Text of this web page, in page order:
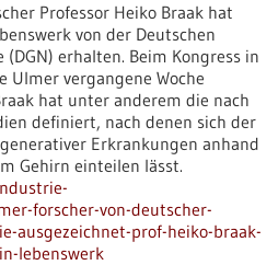
Professor Heiko Braak hat
von der Deutschen
erhalten. Beim Kongress in
Ulmer vergangene Woche
hat unter anderem die nach
definiert, nach denen sich der
Erkrankungen anhand
Gehirn einteilen lässt.
forscher-von-deutscher-
ausgezeichnet-prof-heiko-braak-
lebenswerk